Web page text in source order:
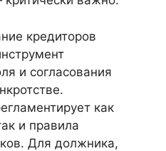
кредиторов
и согласования
как
и правила
Для должника,